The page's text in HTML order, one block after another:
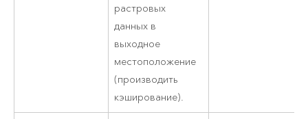
растровых
данных в
выходное
местоположение
(производить
кэширование).